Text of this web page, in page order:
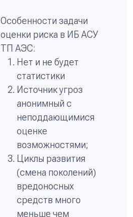
Особенности задачи
оценки риска в ИБ АСУ
ТП АЭС:
Нет и не будет
статистики
Источник угроз
анонимный с
неподдающимися
оценке
возможностями;
Циклы развития
(смена поколений)
вредоносных
средств много
меньше чем